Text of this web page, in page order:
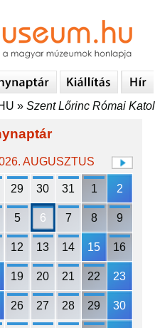
» Szent Lőrinc Római
AUGUSZTUS
29 30 31 1 2
5 6 7 8 9
12 13 14 15 16
19 20 21 22 23
26 27 28 29 30